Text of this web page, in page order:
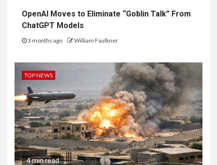
OpenAI Moves to Eliminate “Goblin Talk” From
ChatGPT Models
3 months ago William Faulkner
TOP NEWS
4 min read